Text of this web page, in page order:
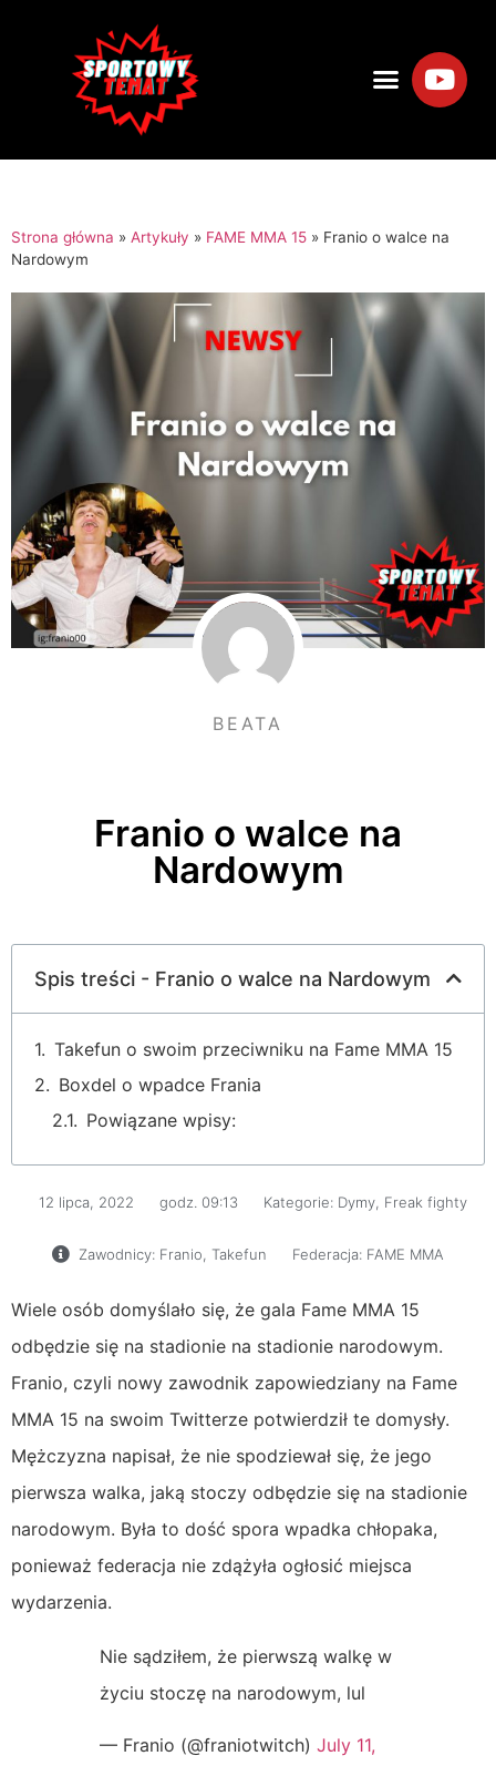
Strona główna » Artykuły » FAME MMA 15 » Franio o walce na
Nardowym
BEATA
Franio o walce na
Nardowym
Spis treści - Franio o walce na Nardowym
Takefun o swoim przeciwniku na Fame MMA 15
Boxdel o wpadce Frania
Powiązane wpisy:
12 lipca, 2022 godz. 09:13 Kategorie: Dymy, Freak fighty
Zawodnicy: Franio Takefun Federacja: FAME MMA
Wiele osób domyślało się, że gala Fame MMA 15
odbędzie się na stadionie na stadionie narodowym.
Franio, czyli nowy zawodnik zapowiedziany na Fame
MMA 15 na swoim Twitterze potwierdził te domysły.
Mężczyzna napisał, że nie spodziewał się, że jego
pierwsza walka, jaką stoczy odbędzie się na stadionie
narodowym. Była to dość spora wpadka chłopaka,
ponieważ federacja nie zdążyła ogłosić miejsca
wydarzenia.
Nie sądziłem, że pierwszą walkę w
życiu stoczę na narodowym, lul
— Franio (@franiotwitch) July 11,